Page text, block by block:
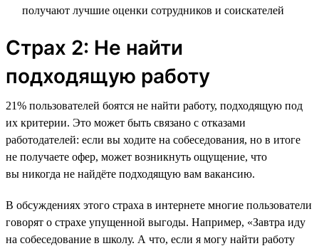
получают лучшие оценки сотрудников и соискателей
Страх 2: Не найти
подходящую работу
21% пользователей боятся не найти работу, подходящую под
их критерии. Это может быть связано с отказами
работодателей: если вы ходите на собеседования, но в итоге
не получаете офер, может возникнуть ощущение, что
вы никогда не найдёте подходящую вам вакансию.
В обсуждениях этого страха в интернете многие пользователи
говорят о страхе упущенной выгоды. Например, «Завтра иду
на собеседование в школу. А что, если я могу найти работу